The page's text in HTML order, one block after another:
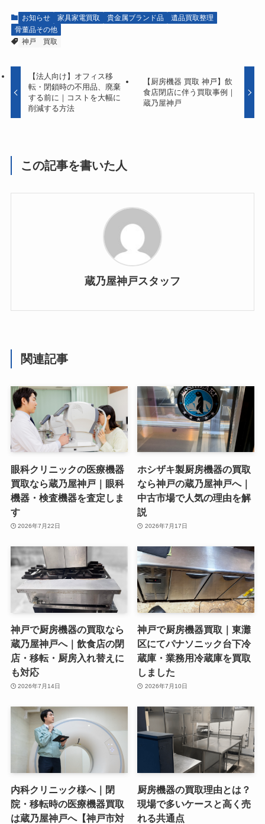
お知らせ 家具家電買取 貴金属ブランド品
遺品買取整理
骨董品その他
神戸
買取
【法人向け】オフィス移
転・閉鎖時の不用品、廃棄
する前に｜コストを大幅に
削減する方法
【厨房機器 買取 神戸】飲
食店閉店に伴う買取事例｜
蔵乃屋神戸
この記事を書いた人
蔵乃屋神戸スタッフ
関連記事
眼科クリニックの医療機器
買取なら蔵乃屋神戸｜眼科
機器・検査機器を査定しま
す
2026年7月22日
ホシザキ製厨房機器の買取
なら神戸の蔵乃屋神戸へ｜
中古市場で人気の理由を解
説
2026年7月17日
神戸で厨房機器の買取なら
蔵乃屋神戸へ｜飲食店の閉
店・移転・厨房入れ替えに
も対応
2026年7月14日
神戸で厨房機器買取｜東灘
区にてパナソニック台下冷
蔵庫・業務用冷蔵庫を買取
しました
2026年7月10日
内科クリニック様へ｜閉
院・移転時の医療機器買取
は蔵乃屋神戸へ【神戸市対
厨房機器の買取理由とは？
現場で多いケースと高く売
れる共通点